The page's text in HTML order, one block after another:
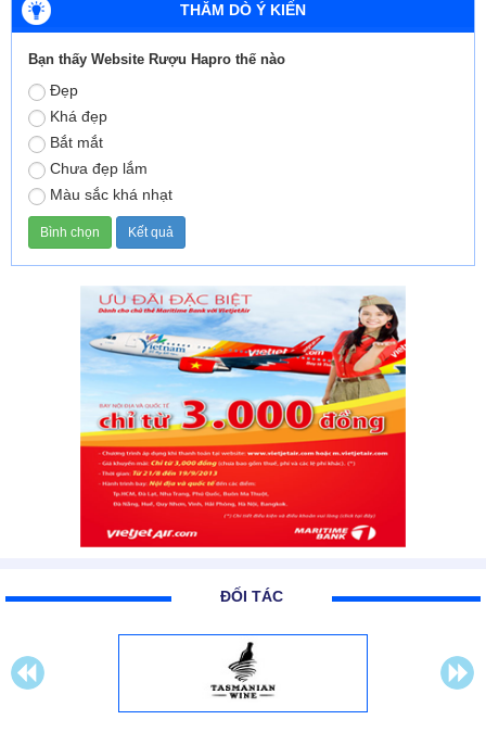
THĂM DÒ Ý KIẾN
Bạn thấy Website Rượu Hapro thế nào
Đẹp
Khá đẹp
Bắt mắt
Chưa đẹp lắm
Màu sắc khá nhạt
ĐỐI TÁC